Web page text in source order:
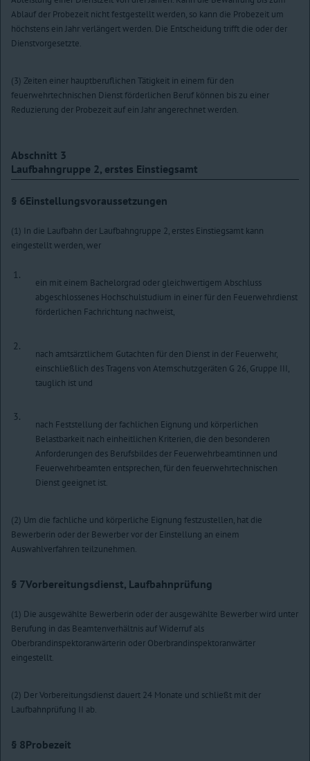
Ablauf der Probezeit nicht festgestellt werden, so kann die Probezeit um
höchstens ein Jahr verlängert werden. Die Entscheidung trifft die oder der
Dienstvorgesetzte.
(3) Zeiten einer hauptberuflichen Tätigkeit in einem für den
feuerwehrtechnischen Dienst förderlichen Beruf können bis zu einer
Reduzierung der Probezeit auf ein Jahr angerechnet werden.
Abschnitt 3
Laufbahngruppe 2, erstes Einstiegsamt
§ 6Einstellungsvoraussetzungen
(1) In die Laufbahn der Laufbahngruppe 2, erstes Einstiegsamt kann
eingestellt werden, wer
1.
ein mit einem Bachelorgrad oder gleichwertigem Abschluss
abgeschlossenes Hochschulstudium in einer für den Feuerwehrdienst
förderlichen Fachrichtung nachweist,
2.
nach amtsärztlichem Gutachten für den Dienst in der Feuerwehr,
einschließlich des Tragens von Atemschutzgeräten G 26, Gruppe III,
tauglich ist und
3.
nach Feststellung der fachlichen Eignung und körperlichen
Belastbarkeit nach einheitlichen Kriterien, die den besonderen
Anforderungen des Berufsbildes der Feuerwehrbeamtinnen und
Feuerwehrbeamten entsprechen, für den feuerwehrtechnischen
Dienst geeignet ist.
(2) Um die fachliche und körperliche Eignung festzustellen, hat die
Bewerberin oder der Bewerber vor der Einstellung an einem
Auswahlverfahren teilzunehmen.
§ 7Vorbereitungsdienst, Laufbahnprüfung
(1) Die ausgewählte Bewerberin oder der ausgewählte Bewerber wird unter
Berufung in das Beamtenverhältnis auf Widerruf als
Oberbrandinspektoranwärterin oder Oberbrandinspektoranwärter
eingestellt.
(2) Der Vorbereitungsdienst dauert 24 Monate und schließt mit der
Laufbahnprüfung II ab.
§ 8Probezeit